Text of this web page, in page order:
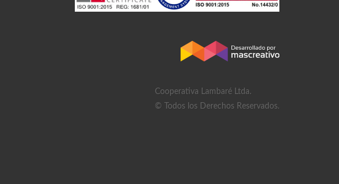
Cooperativa Lambaré Ltda.
© Todos los Derechos Reservados.